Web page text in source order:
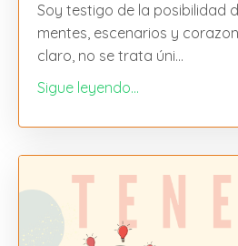
Soy testigo de la posibilidad
mentes, escenarios y
claro, no se trata úni...
Sigue leyendo...